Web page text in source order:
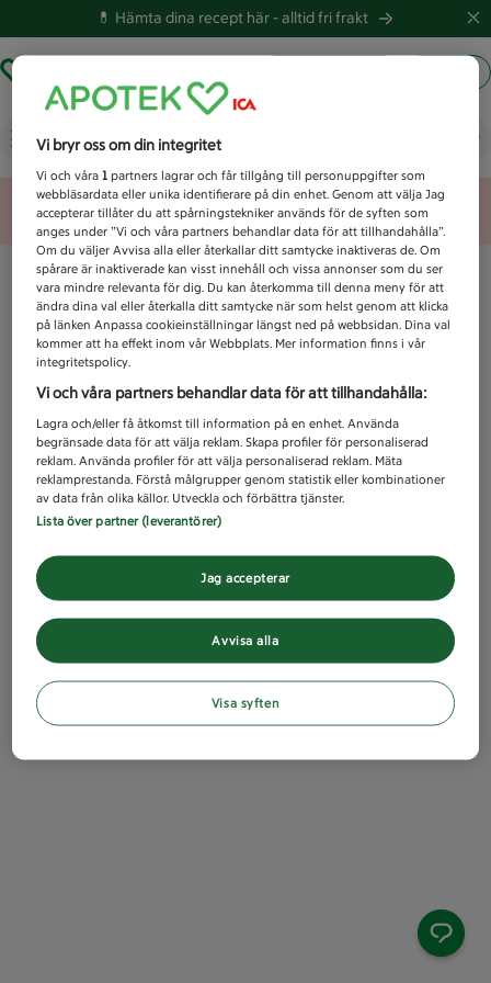
💊 Hämta dina recept här -alltid fri frakt
Vad letar du efter idag?
Unknown error
Vi bryr oss om din integritet
Vi och våra1 partners lagrar och får tillgång till personuppgifter som
webbläsardata eller unika identifierare på din enhet. Genom att välja Jag
accepterar tillåter du att spårningstekniker används för de syften som
anges under ”Vi och våra partners behandlar data för att tillhandahålla”.
Om du väljer Avvisa alla eller återkallar ditt samtycke inaktiveras de. Om
spårare är inaktiverade kan visst innehåll och vissa annonser som du ser
vara mindre relevanta för dig. Du kan återkomma till denna meny för att
ändra dina val eller återkalla ditt samtycke när som helst genom att klicka
på länken Anpassa cookieinställningar längst ned på webbsidan. Dina val
kommer att ha effekt inom vår Webbplats. Mer information finns i vår
integritetspolicy.
Vi och våra partners behandlar data för att tillhandahålla:
Lagra och/eller få åtkomst till information på en enhet. Använda
begränsade data för att välja reklam. Skapa profiler för personaliserad
reklam. Använda profiler för att välja personaliserad reklam. Mäta
reklamprestanda. Förstå målgrupper genom statistik eller kombinationer
av data från olika källor. Utveckla och förbättra tjänster.
Lista över partner (leverantörer)
Avvisa alla
Jag accepterar
Visa syften